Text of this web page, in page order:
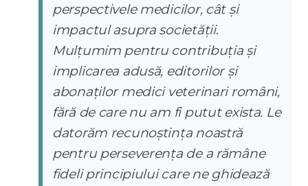
perspectivele medicilor, cât și
impactul asupra societății.
Mulțumim pentru contribuția și
implicarea adusă, editorilor și
abonaților medici veterinari români,
fără de care nu am fi putut exista. Le
datorăm recunoștința noastră
pentru perseverența de a rămâne
fideli principiului care ne ghidează